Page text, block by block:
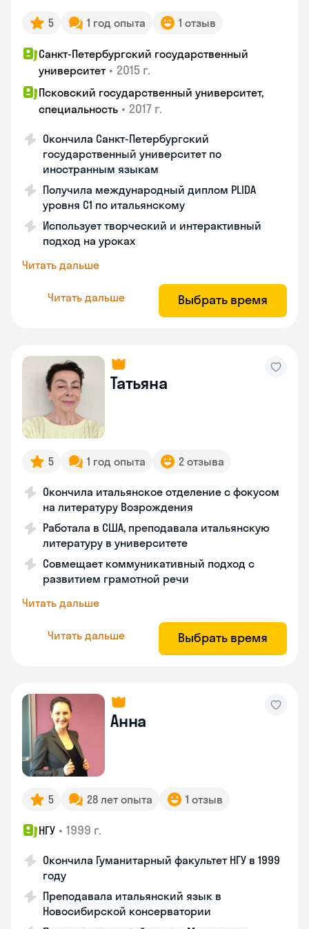
5 1 год опыта 1 отзыв
Санкт-Петербургский государственный
университет • 2015 г.
Псковский государственный университет,
специальность • 2017 г.
Окончила Санкт-Петербургский
государственный университет по
иностранным языкам
Получила международный диплом PLIDA
уровня С1 по итальянскому
Использует творческий и интерактивный
подход на уроках
Читать дальше
Читать дальше Выбрать время
Татьяна
5 1 год опыта 2 отзыва
Окончила итальянское отделение с фокусом
на литературу Возрождения
Работала в США, преподавала итальянскую
литературу в университете
Совмещает коммуникативный подход с
развитием грамотной речи
Читать дальше
Читать дальше Выбрать время
Анна
5 28 лет опыта 1 отзыв
НГУ • 1999 г.
Окончила Гуманитарный факультет НГУ в 1999
году
Преподавала итальянский язык в
Новосибирской консерватории